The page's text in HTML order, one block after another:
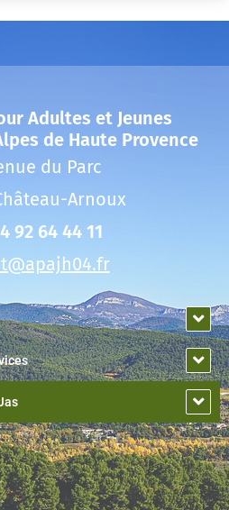
Adultes et Jeunes
de Haute Provence
du Parc
Arnoux
92 64 44 11